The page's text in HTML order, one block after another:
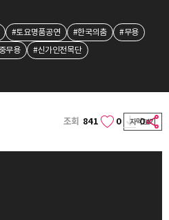
#토요명품공연 #한국의춤
#무용
무용 #신가인전목단
조회 841 0 0
자막보기